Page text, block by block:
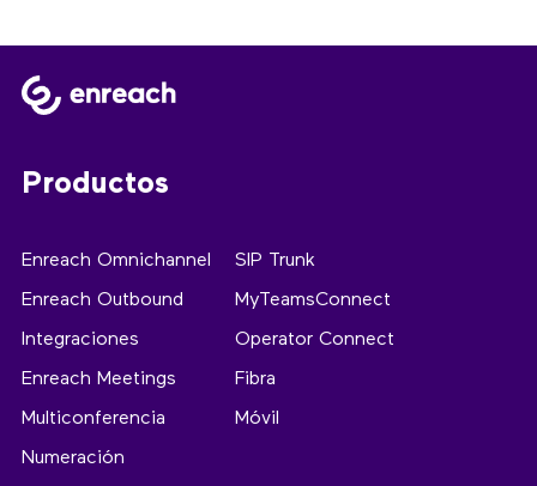
Productos
Enreach Omnichannel
Enreach Outbound
Integraciones
Enreach Meetings
Multiconferencia
Numeración
SIP Trunk
MyTeamsConnect
Operator Connect
Fibra
Móvil